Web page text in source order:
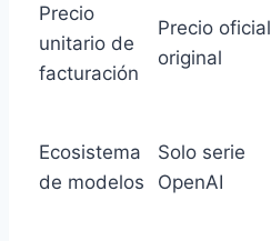
Precio
unitario de
facturación
Precio oficial
original
Ecosistema
de modelos
Solo serie
OpenAI